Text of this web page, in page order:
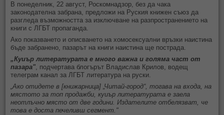
В понеделник, 22 август, Роскомнадзор, без да чака
законодателна забрана, предложи на Руския книжен съюз да
разгледа възможността за изключване на разпространението на
книги с ЛГБТ пропаганда.
Ако показването и описването на хомосексуални връзки наистина
бъде забранено, пазарът на книги наистина ще пострада.
„Куиър литературата е много важна и голяма част от
пазара", подчертава блогърът Владислав Крилов, водещ
телеграм канал за ЛГБТ литература на руски.
„Ако отидете в [книжарница] „Читай-город“, тогава на входа, на
мястото за топ продажби, куиър литературата е заела
неотлъчно място от две години. Издателите отбелязват, че
това е доста печеливш сегмент."